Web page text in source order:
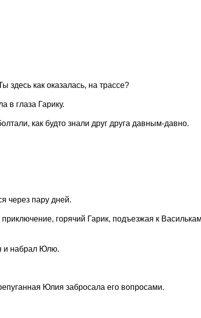
как оказалась, на трассе?
в глаза Гарику.
как будто знали друг друга давным-давно.
через пару дней.
горячий Гарик, подъезжая к
и набрал Юлю.
Юлия забросала его вопросами.